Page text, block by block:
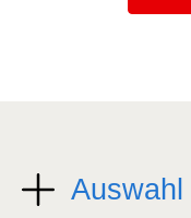
Auswahl